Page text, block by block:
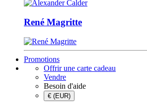
René Magritte
Promotions
Offrir une carte cadeau
Vendre
Besoin d'aide
€ (EUR)